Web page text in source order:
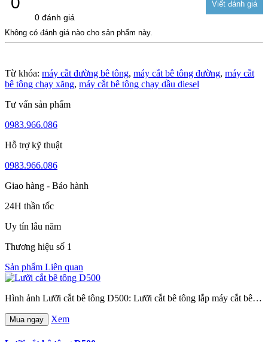
0 đánh giá
Không có đánh giá nào cho sản phẩm này.
Từ khóa: máy cắt đường bê tông, máy cắt bê tông đường, máy cắt
bê tông chạy xăng, máy cắt bê tông chạy dầu diesel
Tư vấn sản phẩm
0983.966.086
Hỗ trợ kỹ thuật
0983.966.086
Giao hàng - Bảo hành
24H thần tốc
Uy tín lâu năm
Thương hiệu số 1
Sản phẩm Liên quan
Hình ảnh Lưỡi cắt bê tông D500: Lưỡi cắt bê tông lắp máy cắt bê…
Mua ngay Xem